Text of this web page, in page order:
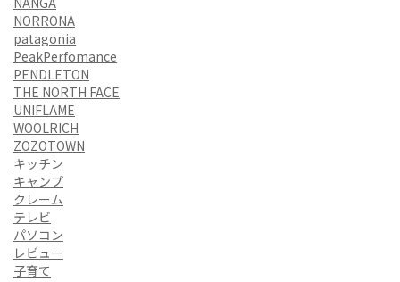
NORRONA
patagonia
PeakPerfomance
PENDLETON
THE NORTH FACE
UNIFLAME
WOOLRICH
ZOZOTOWN
キッチン
キャンプ
クレーム
テレビ
パソコン
レビュー
子育て